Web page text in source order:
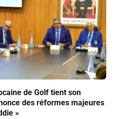
de Golf tient son
des réformes majeures
»